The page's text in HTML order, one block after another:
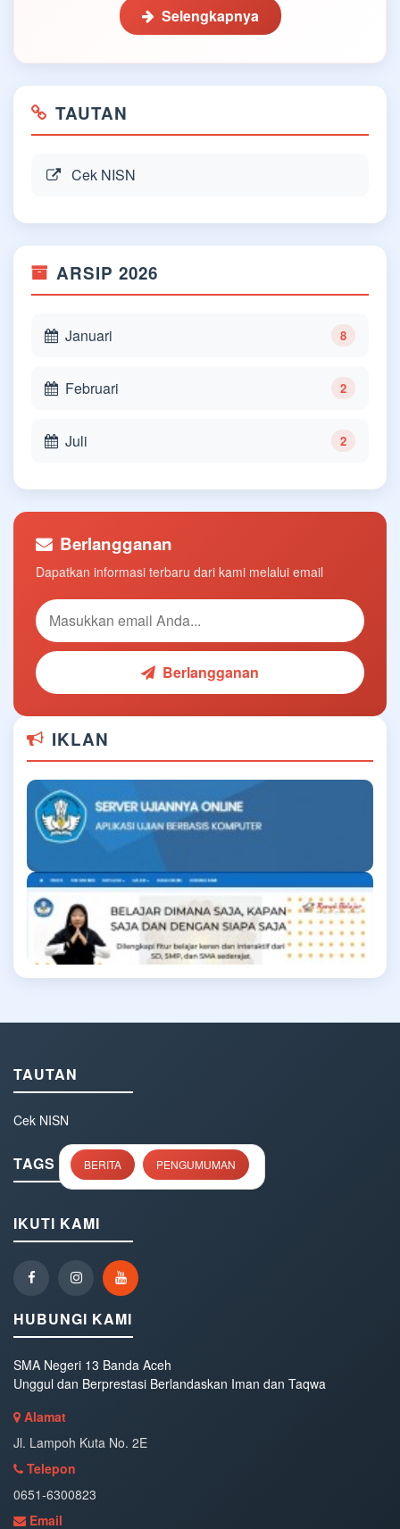
Selengkapnya
TAUTAN
Cek NISN
ARSIP 2026
Januari 8
Februari 2
Juli 2
Berlangganan
Dapatkan informasi terbaru dari kami melalui email
Berlangganan
IKLAN
TAUTAN
Cek NISN
TAGS BERITA PENGUMUMAN
IKUTI KAMI
HUBUNGI KAMI
SMA Negeri 13 Banda Aceh
Unggul dan Berprestasi Berlandaskan Iman dan Taqwa
Alamat
Jl. Lampoh Kuta No. 2E
Telepon
0651-6300823
Email